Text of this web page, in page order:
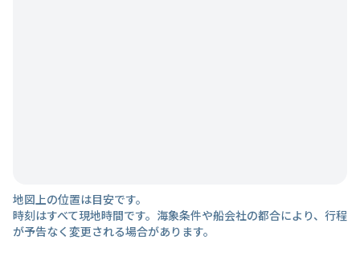
地図上の位置は目安です。
時刻はすべて現地時間です。海象条件や船会社の都合により、行程
が予告なく変更される場合があります。